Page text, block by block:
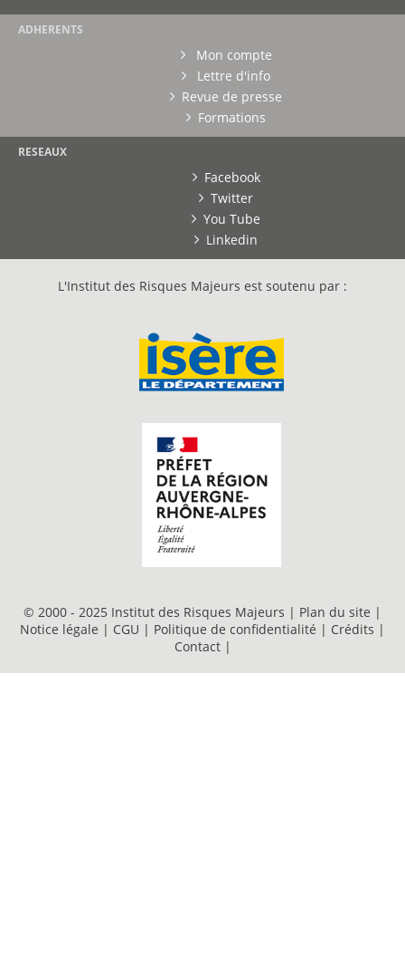
ADHERENTS
Mon compte
Lettre d'info
Revue de presse
Formations
RESEAUX
Facebook
Twitter
You Tube
Linkedin
L'Institut des Risques Majeurs est soutenu par :
© 2000 - 2025 Institut des Risques Majeurs | Plan du site |
Notice légale | CGU | Politique de confidentialité | Crédits |
Contact |